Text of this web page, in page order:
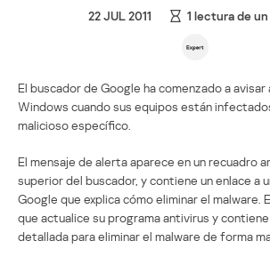
22 JUL 2011 1 lectura de
El buscador de Google ha comenzado a avisar
Windows cuando sus equipos están
malicioso específico.
El mensaje de alerta aparece en un recuadro
superior del buscador, y contiene un enlace a
Google que explica cómo eliminar el malware.
que actualice su programa antivirus y
detallada para eliminar el malware de forma